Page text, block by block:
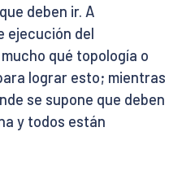
deben ir. A
ejecución del
qué topología o
lograr esto; mientras
se supone que deben
y todos están